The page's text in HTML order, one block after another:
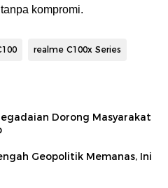
kompromi.
realme C100x Series
Dorong Masyarakat
Geopolitik Memanas, Ini